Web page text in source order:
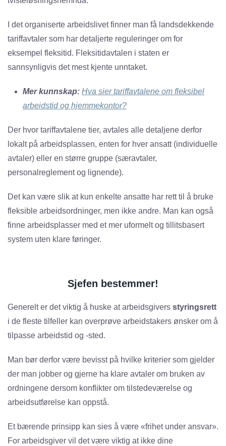
I det organiserte arbeidslivet finner man få landsdekkende
tariffavtaler som har detaljerte reguleringer om for
eksempel fleksitid. Fleksitidavtalen i staten er
sannsynligvis det mest kjente unntaket.
Mer kunnskap: Hva sier tariffavtalene om fleksibel
arbeidstid og hjemmekontor?
Der hvor tariffavtalene tier, avtales alle detaljene derfor
lokalt på arbeidsplassen, enten for hver ansatt (individuelle
avtaler) eller en større gruppe (særavtaler,
personalreglement og lignende).
Det kan være slik at kun enkelte ansatte har rett til å bruke
fleksible arbeidsordninger, men ikke andre. Man kan også
finne arbeidsplasser med et mer uformelt og tillitsbasert
system uten klare føringer.
Sjefen bestemmer!
Generelt er det viktig å huske at arbeidsgivers styringsrett
i de fleste tilfeller kan overprøve arbeidstakers ønsker om å
tilpasse arbeidstid og -sted.
Man bør derfor være bevisst på hvilke kriterier som gjelder
der man jobber og gjerne ha klare avtaler om bruken av
ordningene dersom konflikter om tilstedeværelse og
arbeidsutførelse kan oppstå.
Et bærende prinsipp kan sies å være «frihet under ansvar».
For arbeidsgiver vil det være viktig at ikke dine